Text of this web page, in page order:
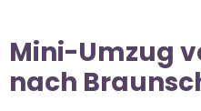
Mini-Umzug
nach